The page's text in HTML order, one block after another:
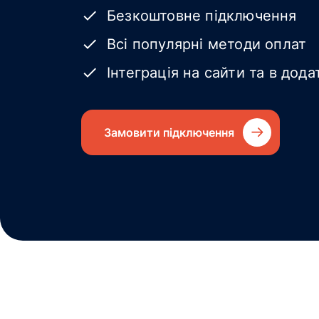
Безкоштовне підключення
Всі популярні методи оплат
Інтеграція на сайти та в
Замовити підключення